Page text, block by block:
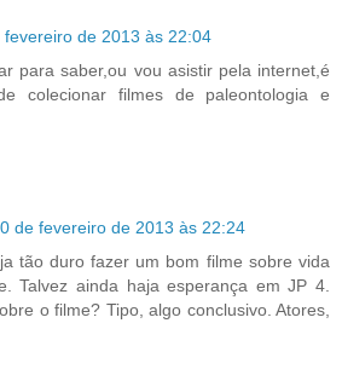
fevereiro de 2013 às 22:04
para saber,ou vou asistir pela internet,é
colecionar filmes de paleontologia e
de fevereiro de 2013 às 22:24
tão duro fazer um bom filme sobre vida
Talvez ainda haja esperança em JP 4.
o filme? Tipo, algo conclusivo. Atores,